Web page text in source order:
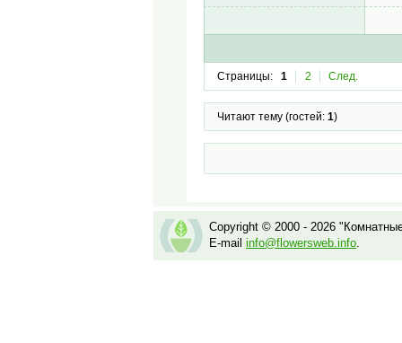
Страницы: 1 2 След.
Читают тему (гостей: 1)
Copyright © 2000 - 2026
E-mail info@flowersweb.info.